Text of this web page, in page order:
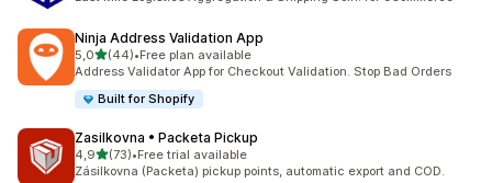
Ninja Address Validation App
5,0av 5 stjerner
(44)
Totalt 44 omtaler
•Free plan available
Address Validator App for Checkout Validation. Stop Bad Orders
Built for Shopify
Zasilkovna • Packeta Pickup
4,9av 5 stjerner
(73)
Totalt 73 omtaler
•Free trial available
Zásilkovna (Packeta) pickup points, automatic export and COD.